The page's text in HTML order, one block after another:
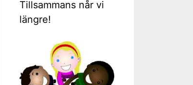
Tillsammans når vi
längre!